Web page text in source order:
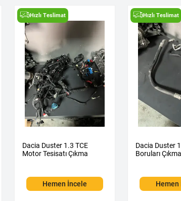
Hızlı Teslimat
Dacia Duster 1.3 TCE
Motor Tesisatı Çıkma
Hemen İncele
Hızlı Teslimat
Dacia Duster
Boruları Çıkma
Hemen